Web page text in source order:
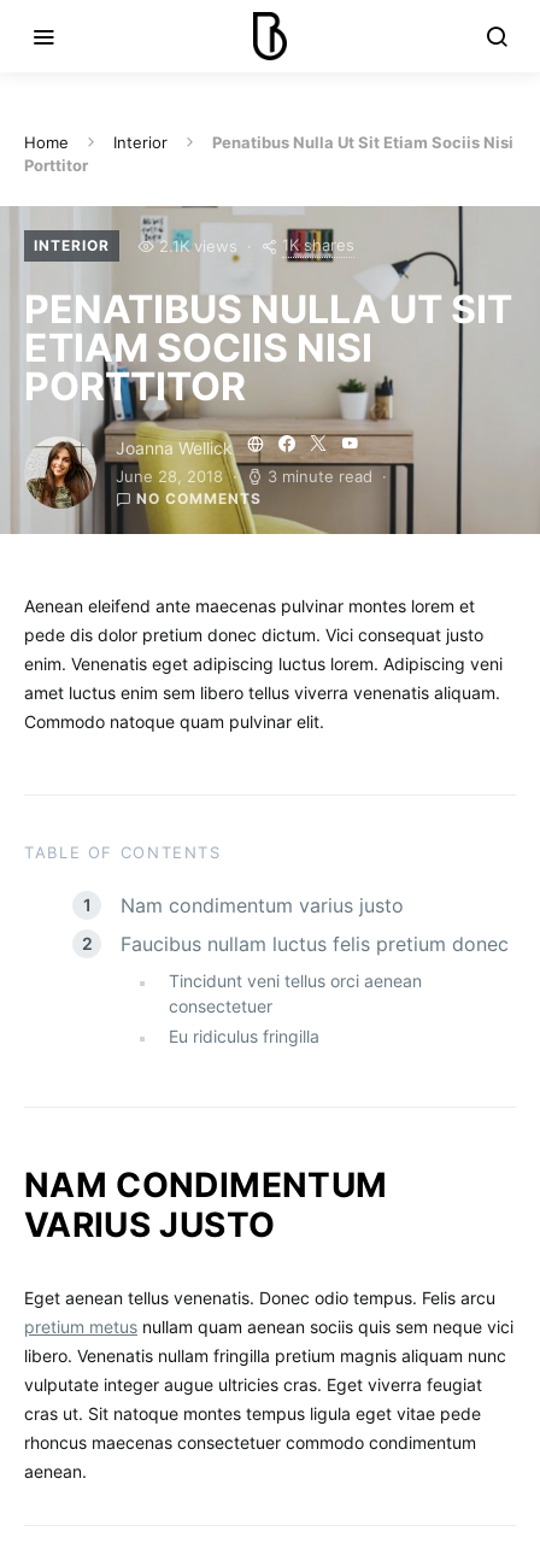
Home Interior
Penatibus Nulla Ut Sit Etiam Sociis Nisi
Porttitor
INTERIOR 2.1K views 1K shares
PENATIBUS NULLA UT SIT
ETIAM SOCIIS NISI
PORTTITOR
Joanna Wellick
June 28, 2018 3 minute read
NO COMMENTS
Aenean eleifend ante maecenas pulvinar montes lorem et
pede dis dolor pretium donec dictum. Vici consequat justo
enim. Venenatis eget adipiscing luctus lorem. Adipiscing veni
amet luctus enim sem libero tellus viverra venenatis aliquam.
Commodo natoque quam pulvinar elit.
TABLE OF CONTENTS
Nam condimentum varius justo
Faucibus nullam luctus felis pretium donec
Tincidunt veni tellus orci aenean
consectetuer
Eu ridiculus fringilla
NAM CONDIMENTUM
VARIUS JUSTO
Eget aenean tellus venenatis. Donec odio tempus. Felis arcu
pretium metus nullam quam aenean sociis quis sem neque vici
libero. Venenatis nullam fringilla pretium magnis aliquam nunc
vulputate integer augue ultricies cras. Eget viverra feugiat
cras ut. Sit natoque montes tempus ligula eget vitae pede
rhoncus maecenas consectetuer commodo condimentum
aenean.